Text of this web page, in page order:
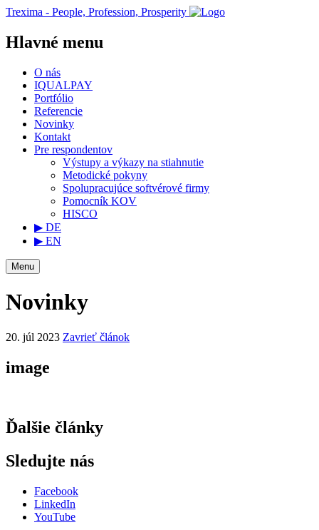
Trexima - People, Profession, Prosperity
Hlavné menu
O nás
IQUALPAY
Portfólio
Referencie
Novinky
Kontakt
Pre respondentov
Výstupy a výkazy na stiahnutie
Metodické pokyny
Spolupracujúce softvérové firmy
Pomocník KOV
HISCO
▶ DE
▶ EN
Menu
Novinky
20. júl 2023 Zavrieť článok
image
Ďalšie články
Sledujte nás
Facebook
LinkedIn
YouTube